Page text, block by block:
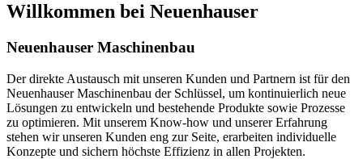
Willkommen bei Neuenhauser
Neuenhauser Maschinenbau
Der direkte Austausch mit unseren Kunden und Partnern ist für den
Neuenhauser Maschinenbau der Schlüssel, um kontinuierlich neue
Lösungen zu entwickeln und bestehende Produkte sowie Prozesse
zu optimieren. Mit unserem Know-how und unserer Erfahrung
stehen wir unseren Kunden eng zur Seite, erarbeiten individuelle
Konzepte und sichern höchste Effizienz in allen Projekten.